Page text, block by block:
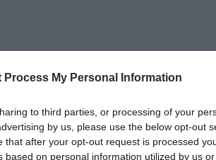
Process My Personal Information
to third parties, or processing of your
by us, please use the below opt-out
that after your opt-out request is processed
based on personal information utilized by us
persona que no deja de
y soñaba con ser
o creativo era una